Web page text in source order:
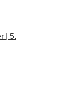
| 5.